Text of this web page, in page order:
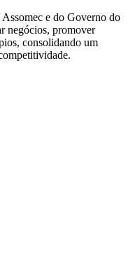
e do Governo do
negócios, promover
consolidando um